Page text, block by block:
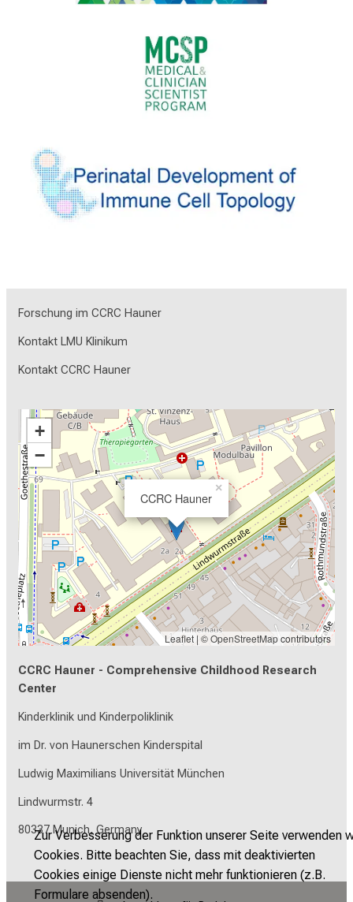
Zur Verbesserung der Funktion unserer Seite verwenden
Cookies. Bitte beachten Sie, dass mit deaktivierten
Cookies einige Dienste nicht mehr funktionieren (z.B.
Formulare absenden).
Forschung im CCRC Hauner
Kontakt LMU Klinikum
Kontakt CCRC Hauner
CCRC Hauner
×
+
−
Leaflet | ©OpenStreetMapcontributors
CCRC Hauner - Comprehensive Childhood Research
Center
Kinderklinik und Kinderpoliklinik
im Dr. von Haunerschen Kinderspital
Ludwig Maximilians Universität München
Lindwurmstr. 4
80337 Munich, Germany